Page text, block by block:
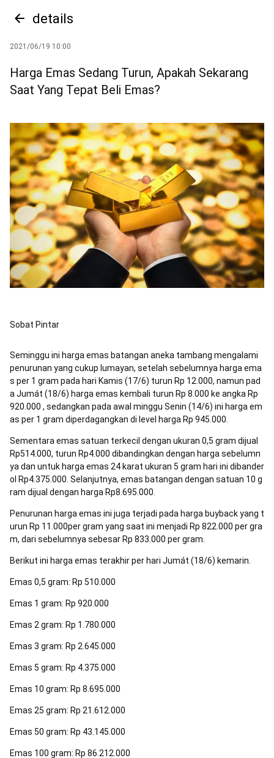
details
2021/06/19 10:00
Harga Emas Sedang Turun, Apakah Sekarang
Saat Yang Tepat Beli Emas?
Sobat Pintar
Seminggu ini harga emas batangan aneka tambang mengalami
penurunan yang cukup lumayan, setelah sebelumnya harga ema
s per 1 gram pada hari Kamis (17/6) turun Rp 12.000, namun pad
a Jumát (18/6) harga emas kembali turun Rp 8.000 ke angka Rp
920.000 , sedangkan pada awal minggu Senin (14/6) ini harga em
as per 1 gram diperdagangkan di level harga Rp 945.000.
Sementara emas satuan terkecil dengan ukuran 0,5 gram dijual
Rp514.000, turun Rp4.000 dibandingkan dengan harga sebelumn
ya dan untuk harga emas 24 karat ukuran 5 gram hari ini dibander
ol Rp4.375.000. Selanjutnya, emas batangan dengan satuan 10 g
ram dijual dengan harga Rp8.695.000.
Penurunan harga emas ini juga terjadi pada harga buyback yang t
urun Rp 11.000per gram yang saat ini menjadi Rp 822.000 per gra
m, dari sebelumnya sebesar Rp 833.000 per gram.
Berikut ini harga emas terakhir per hari Jumát (18/6) kemarin.
Emas 0,5 gram: Rp 510.000
Emas 1 gram: Rp 920.000
Emas 2 gram: Rp 1.780.000
Emas 3 gram: Rp 2.645.000
Emas 5 gram: Rp 4.375.000
Emas 10 gram: Rp 8.695.000
Emas 25 gram: Rp 21.612.000
Emas 50 gram: Rp 43.145.000
Emas 100 gram: Rp 86.212.000